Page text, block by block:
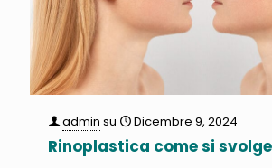
admin su Dicembre 9, 2024
Rinoplastica come si svolge